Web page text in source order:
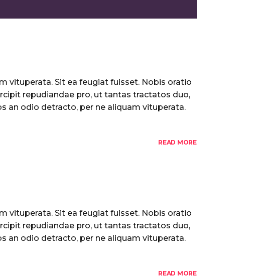
vituperata. Sit ea feugiat fuisset. Nobis oratio
repudiandae pro, ut tantas tractatos duo,
an odio detracto, per ne aliquam vituperata.
READ MORE
vituperata. Sit ea feugiat fuisset. Nobis oratio
repudiandae pro, ut tantas tractatos duo,
an odio detracto, per ne aliquam vituperata.
READ MORE